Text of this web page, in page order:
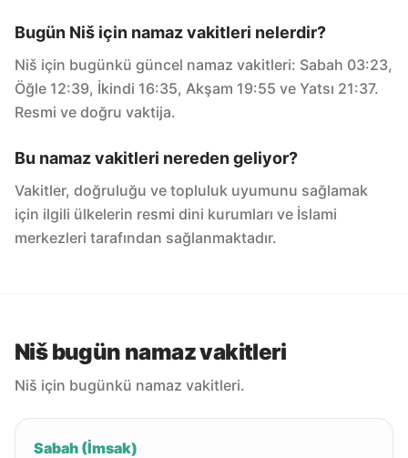
Bugün Niš için namaz vakitleri nelerdir?
Niš için bugünkü güncel namaz vakitleri: Sabah 03:23,
Öğle 12:39, İkindi 16:35, Akşam 19:55 ve Yatsı 21:37.
Resmi ve doğru vaktija.
Bu namaz vakitleri nereden geliyor?
Vakitler, doğruluğu ve topluluk uyumunu sağlamak
için ilgili ülkelerin resmi dini kurumları ve İslami
merkezleri tarafından sağlanmaktadır.
Niš bugün namaz vakitleri
Niš için bugünkü namaz vakitleri.
Sabah (İmsak)